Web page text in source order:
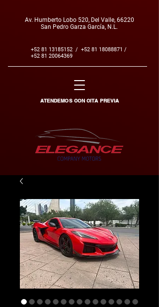
Av. Humberto Lobo 520, Del Valle, 66220
San Pedro Garza García, N.L.
+52 81 13185152 / +52 81 18088871 /
+52 81 20064369
ATENDEMOS CON CITA PREVIA